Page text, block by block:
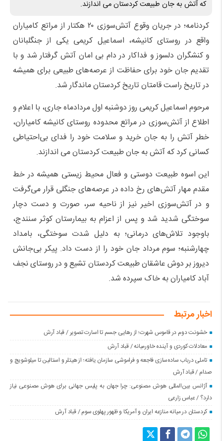
که آتش به جان طبیعت کردستان می اندازند.
کردنامه؛ در جریان وقوع آتش‌سوزی ۲۰ هکتار از مراتع کامیاران
واقع در روستای کانیشه، اسماعیل کریمی یکی از جنگلبانان
و کنشگران دلسوز و فداکار در دام بی امان آتش گرفتار شد و با
تقدیم جان خود برای حفاظت از عرصه‌های طبیعی برای همیشه
در تاریخ راست قامتان تاریخ کردستان ماندگار شد.
مرحوم اسماعیل کریمی روز دوشنبه اول مردادماه جاری، با اعلام و
اطلاع از آتش‌سوزی در مراتع محدوده روستای کانیشه کامیاران،
خطر آتش را به جان خرید و سلامت خود را فدای بی‌احتیاطی
کسانی کرد که آتش به جان طبیعت کردستان می اندازند.
این اسوه طبیعت دوستی و فعال محیط زیستی همیشه در خط
مقدم مهار آتش‌های رخ داده در عرصه‌های جنگلی قرار می‌گرفت
و در آتش‌سوزی اخیر نیز از ناحیه سر، صورت و دست دچار
سوختگی شدید شد و پس از اعزام به بیمارستان کوثر سنندج،
باوجود تلاش‌های درمانی؛ به دلیل شدت سوختگی، بامداد
چهارشنبه؛ سوم مرداد جان خود را از دست داد. پیکر بی‌جانش
دیروز بر دوش عاشقان طبیعت کردستان تشیع و در روستای نجف
آباد کامیاران به خاک سپرده شد.
اخبار مرتبط
خشونت دوم در قاموس شهرت؛ از رهایی جسم تا اسارت تصویر / قباد آرش
معادلات کوردی و آینده خاورمیانه / قباد آرش
تاملی درباب سادەسازی فاجعە و فراموشی سازمان یافتە؛ از هیتلر و استالین تا میلوشویچ و
صدام / قباد آرش
آژانس بین‌المللی هوش مصنوعی: چرا جهان به پلیس جهانی برای هوش مصنوعی نیاز
دارد؟ / عباس زارعی
کردستان در میانه منازعە ایران و آمریکا و ظهور پهلوی سوم / قباد آرش